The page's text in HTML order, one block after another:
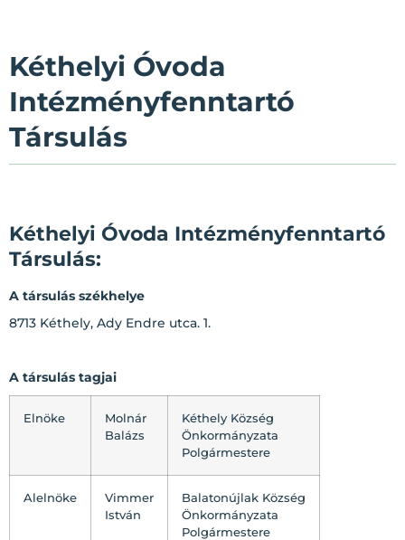
Kéthelyi Óvoda
Intézményfenntartó
Társulás
Kéthelyi Óvoda Intézményfenntartó
Társulás:
A társulás székhelye
8713 Kéthely, Ady Endre utca. 1.
A társulás tagjai
Elnöke
Molnár
Balázs
Kéthely Község
Önkormányzata
Polgármestere
Alelnöke
Vimmer
István
Balatonújlak Község
Önkormányzata
Polgármestere